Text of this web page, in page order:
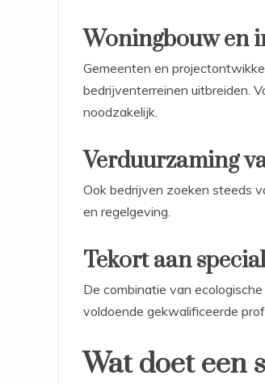
Woningbouw en
Gemeenten en
bedrijventerreinen uitbreiden.
noodzakelijk.
Verduurzaming
Ook bedrijven zoeken steeds
en regelgeving.
Tekort aan
De combinatie van
voldoende gekwalificeerde
Wat doet een